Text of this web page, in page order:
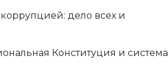
дело всех и
Конституция и система